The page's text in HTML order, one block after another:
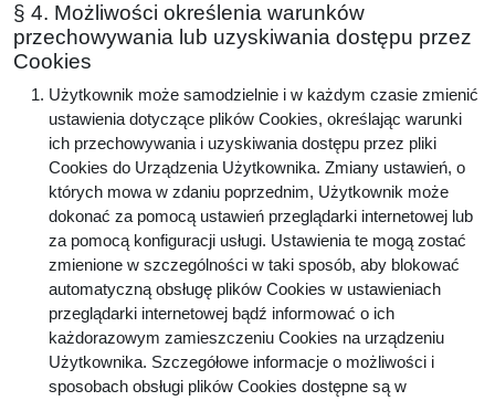
§ 4. Możliwości określenia warunków
przechowywania lub uzyskiwania dostępu przez
Cookies
Użytkownik może samodzielnie i w każdym czasie zmienić
ustawienia dotyczące plików Cookies, określając warunki
ich przechowywania i uzyskiwania dostępu przez pliki
Cookies do Urządzenia Użytkownika. Zmiany ustawień, o
których mowa w zdaniu poprzednim, Użytkownik może
dokonać za pomocą ustawień przeglądarki internetowej lub
za pomocą konfiguracji usługi. Ustawienia te mogą zostać
zmienione w szczególności w taki sposób, aby blokować
automatyczną obsługę plików Cookies w ustawieniach
przeglądarki internetowej bądź informować o ich
każdorazowym zamieszczeniu Cookies na urządzeniu
Użytkownika. Szczegółowe informacje o możliwości i
sposobach obsługi plików Cookies dostępne są w